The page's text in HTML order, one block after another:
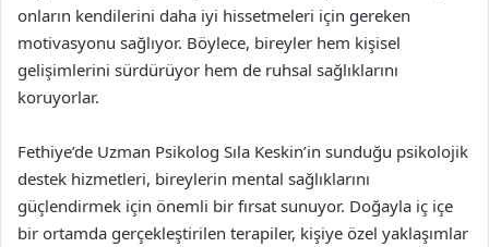
onların kendilerini daha iyi hissetmeleri için gereken
motivasyonu sağlıyor. Böylece, bireyler hem kişisel
gelişimlerini sürdürüyor hem de ruhsal sağlıklarını
koruyorlar.
Fethiye’de Uzman Psikolog Sıla Keskin’in sunduğu psikolojik
destek hizmetleri, bireylerin mental sağlıklarını
güçlendirmek için önemli bir fırsat sunuyor. Doğayla iç içe
bir ortamda gerçekleştirilen terapiler, kişiye özel yaklaşımlar